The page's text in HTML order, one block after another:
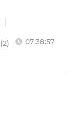
(2) 07:38:57